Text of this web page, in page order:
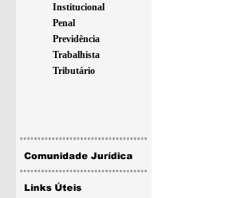
Institucional
Penal
Previdência
Trabalhista
Tributário